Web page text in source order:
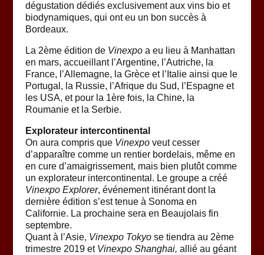
dégustation dédiés exclusivement aux vins bio et
biodynamiques, qui ont eu un bon succès à
Bordeaux.
La 2ème édition de Vinexpoa eu lieu à Manhattan
en mars, accueillant l’Argentine, l’Autriche, la
France, l’Allemagne, la Grèce et l’Italie ainsi que le
Portugal, la Russie, l’Afrique du Sud, l’Espagne et
les USA, et pour la 1ère fois, la Chine, la
Roumanie et la Serbie.
Explorateur intercontinental
On aura compris que Vinexpoveut cesser
d’apparaître comme un rentier bordelais, même en
en cure d’amaigrissement, mais bien plutôt comme
un explorateur intercontinental. Le groupe a créé
Vinexpo Explorer, événement itinérant dont la
dernière édition s’est tenue à Sonoma en
Californie. La prochaine sera en Beaujolais fin
septembre.
Quant à l’Asie, Vinexpo Tokyose tiendra au 2ème
trimestre 2019 et Vinexpo Shanghai, allié au géant